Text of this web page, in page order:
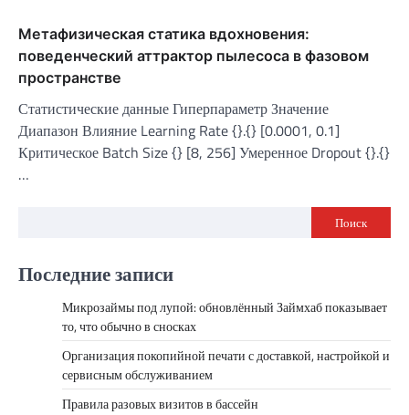
Метафизическая статика вдохновения:
поведенческий аттрактор пылесоса в фазовом
пространстве
Статистические данные Гиперпараметр Значение
Диапазон Влияние Learning Rate {}.{} [0.0001, 0.1]
Критическое Batch Size {} [8, 256] Умеренное Dropout {}.{}
…
Поиск
Последние записи
Микрозаймы под лупой: обновлённый Займхаб показывает
то, что обычно в сносках
Организация покопийной печати с доставкой, настройкой и
сервисным обслуживанием
Правила разовых визитов в бассейн